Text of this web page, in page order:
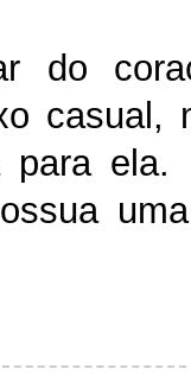
do
casual,
para